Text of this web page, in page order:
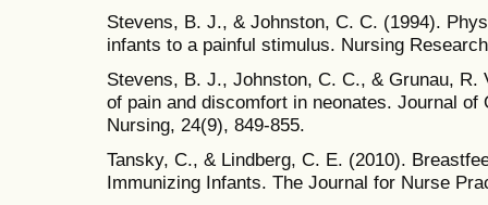
Stevens, B. J., & Johnston, C. C. (1994).
infants to a painful stimulus. Nursing
Stevens, B. J., Johnston, C. C., & Grunau,
of pain and discomfort in neonates. Journal
Nursing, 24(9), 849-855.
Tansky, C., & Lindberg, C. E. (2010).
Immunizing Infants. The Journal for Nurse